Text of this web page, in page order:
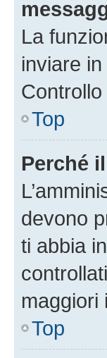
La
inviare
Top
Perché
devono
ti abbia
maggiori
Top